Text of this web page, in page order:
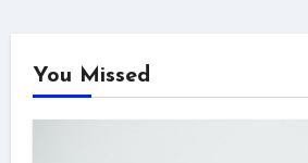
You Missed